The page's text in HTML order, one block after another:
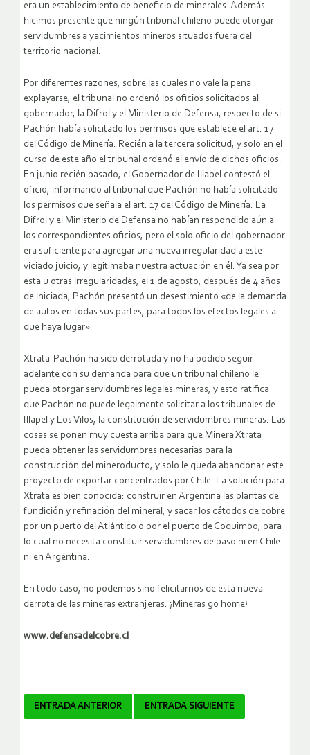
era un establecimiento de beneficio de minerales. Además
hicimos presente que ningún tribunal chileno puede otorgar
servidumbres a yacimientos mineros situados fuera del
territorio nacional.
Por diferentes razones, sobre las cuales no vale la pena
explayarse, el tribunal no ordenó los oficios solicitados al
gobernador, la Difrol y el Ministerio de Defensa, respecto de si
Pachón había solicitado los permisos que establece el art. 17
del Código de Minería. Recién a la tercera solicitud, y solo en el
curso de este año el tribunal ordenó el envío de dichos oficios.
En junio recién pasado, el Gobernador de Illapel contestó el
oficio, informando al tribunal que Pachón no había solicitado
los permisos que señala el art. 17 del Código de Minería. La
Difrol y el Ministerio de Defensa no habían respondido aún a
los correspondientes oficios, pero el solo oficio del gobernador
era suficiente para agregar una nueva irregularidad a este
viciado juicio, y legitimaba nuestra actuación en él. Ya sea por
esta u otras irregularidades, el 1 de agosto, después de 4 años
de iniciada, Pachón presentó un desestimiento «de la demanda
de autos en todas sus partes, para todos los efectos legales a
que haya lugar».
Xtrata-Pachón ha sido derrotada y no ha podido seguir
adelante con su demanda para que un tribunal chileno le
pueda otorgar servidumbres legales mineras, y esto ratifica
que Pachón no puede legalmente solicitar a los tribunales de
Illapel y Los Vilos, la constitución de servidumbres mineras. Las
cosas se ponen muy cuesta arriba para que Minera Xtrata
pueda obtener las servidumbres necesarias para la
construcción del mineroducto, y solo le queda abandonar este
proyecto de exportar concentrados por Chile. La solución para
Xtrata es bien conocida: construir en Argentina las plantas de
fundición y refinación del mineral, y sacar los cátodos de cobre
por un puerto del Atlántico o por el puerto de Coquimbo, para
lo cual no necesita constituir servidumbres de paso ni en Chile
ni en Argentina.
En todo caso, no podemos sino felicitarnos de esta nueva
derrota de las mineras extranjeras. ¡Mineras go home!
www.defensadelcobre.cl
Navegador
ENTRADA ANTERIOR ENTRADA SIGUIENTE